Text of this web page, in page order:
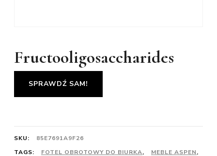
Fructooligosaccharides
SPRAWDŹ SAM!
SKU:
85E7691A9F26
TAGS:
FOTEL OBROTOWY DO BIURKA, MEBLE ASPEN,